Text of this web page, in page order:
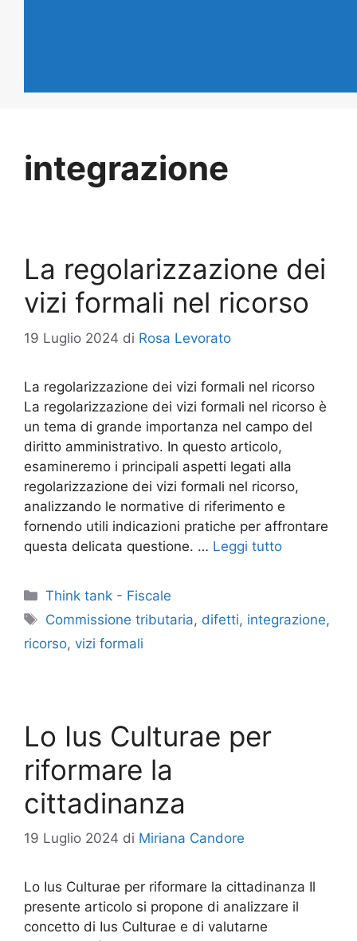
integrazione
La regolarizzazione dei
vizi formali nel ricorso
19 Luglio 2024 di Rosa Levorato
La regolarizzazione dei vizi formali nel ricorso
La regolarizzazione dei vizi formali nel ricorso è
un tema di grande importanza nel campo del
diritto amministrativo. In questo articolo,
esamineremo i principali aspetti legati alla
regolarizzazione dei vizi formali nel ricorso,
analizzando le normative di riferimento e
fornendo utili indicazioni pratiche per affrontare
questa delicata questione. … Leggi tutto
Categorie
Think tank - Fiscale
Tag
Commissione tributaria, difetti, integrazione,
ricorso, vizi formali
Lo Ius Culturae per
riformare la
cittadinanza
19 Luglio 2024 di Miriana Candore
Lo Ius Culturae per riformare la cittadinanza Il
presente articolo si propone di analizzare il
concetto di Ius Culturae e di valutarne